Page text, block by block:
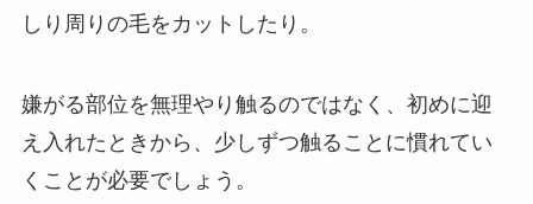
しり周りの毛をカットしたり。
嫌がる部位を無理やり触るのではなく、初めに迎
え入れたときから、少しずつ触ることに慣れてい
くことが必要でしょう。